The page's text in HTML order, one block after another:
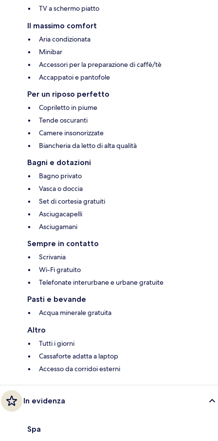
TV a schermo piatto
Il massimo comfort
Aria condizionata
Minibar
Accessori per la preparazione di caffè/tè
Accappatoi e pantofole
Per un riposo perfetto
Copriletto in piume
Tende oscuranti
Camere insonorizzate
Biancheria da letto di alta qualità
Bagni e dotazioni
Bagno privato
Vasca o doccia
Set di cortesia gratuiti
Asciugacapelli
Asciugamani
Sempre in contatto
Scrivania
Wi-Fi gratuito
Telefonate interurbane e urbane gratuite
Pasti e bevande
Acqua minerale gratuita
Altro
Tutti i giorni
Cassaforte adatta a laptop
Accesso da corridoi esterni
In evidenza
Spa